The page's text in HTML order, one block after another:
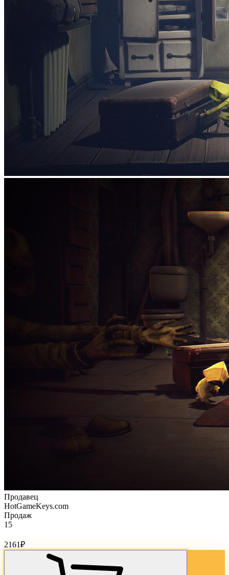
Продавец
HotGameKeys.com
Продаж
15
2161₽